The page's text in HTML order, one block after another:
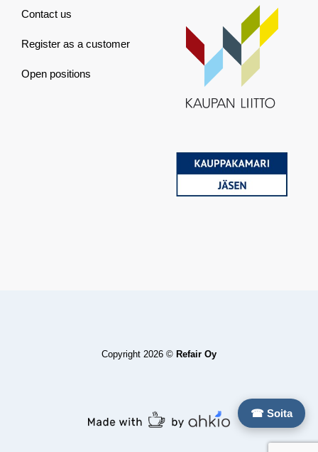
Contact us
Register as a customer
Open positions
☎ Soita
Copyright 2026 © Refair Oy